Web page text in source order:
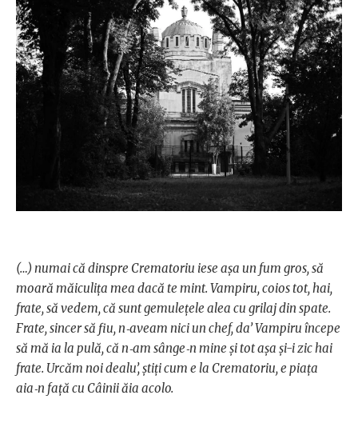
(…) numai că dinspre Crematoriu iese aşa un fum gros, să
moară măiculiţa mea dacă te mint. Vampiru, coios tot, hai,
frate, să vedem, că sunt gemuleţele alea cu grilaj din spate.
Frate, sincer să fiu, n‑aveam nici un chef, da’ Vampiru începe
să mă ia la pulă, că n‑am sânge‑n mine şi tot aşa şi-i zic hai
frate. Urcăm noi dealu’, ştiţi cum e la Crematoriu, e piaţa
aia‑n faţă cu Câinii ăia acolo.